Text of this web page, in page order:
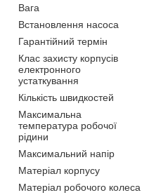
Вага
Встановлення насоса
Гарантійний термін
Клас захисту корпусів
електронного
устаткування
Кількість швидкостей
Максимальна
температура робочої
рідини
Максимальний напір
Матеріал корпусу
Матеріал робочого колеса